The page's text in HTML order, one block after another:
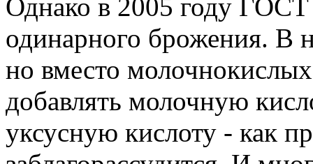
уксусную кислоту - как
заблагорассудится. И
воспользовались. Ведь
дешевле. Мол, зачем
брожением, если